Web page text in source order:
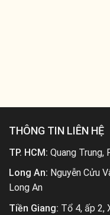
THÔNG TIN LIÊN HỆ
TP. HCM: Quang Trung,
Long An: Nguyễn Cửu
Long An
Tiền Giang: Tổ 4, ấp 2,